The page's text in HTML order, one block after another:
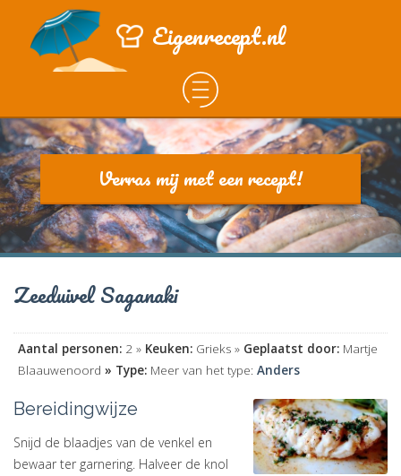
Eigenrecept.nl
Verras mij met een recept!
Zeeduivel Saganaki
Aantal personen: 2 » Keuken: Grieks » Geplaatst door: Martje
Blaauwenoord » Type: Meer van het type: Anders
Bereidingwijze
Snijd de blaadjes van de venkel en
bewaar ter garnering. Halveer de knol